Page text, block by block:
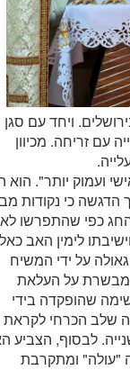
ויחד עם סגן
עם זריחה. מכיוון
ועמוק יותר". הוא
הדגשה כי נקודות
כפי שהתפרשו
לימין האב כאל
על ידי המשיח
מבשרת על העלאת
שהופקדה בידי
שלב הכרחי לקראת
לבסוף, הצביע
"עולה" ומתקרבת